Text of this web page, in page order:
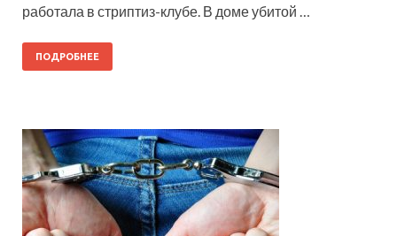
работала в стриптиз-клубе. В доме убитой …
ПОДРОБНЕЕ